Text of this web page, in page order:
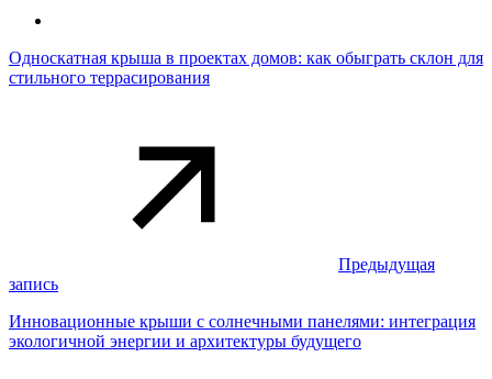
Односкатная крыша в проектах домов: как обыграть склон для
стильного террасирования
Предыдущая
запись
Инновационные крыши с солнечными панелями: интеграция
экологичной энергии и архитектуры будущего